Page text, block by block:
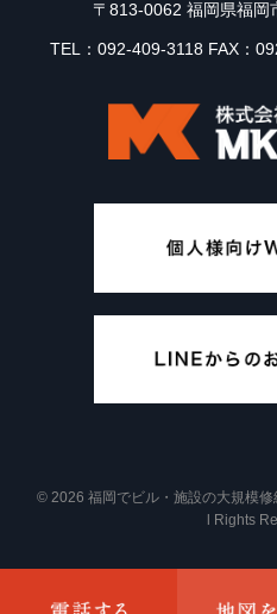
〒813-0062 福岡県福岡
TEL：092-409-3118 FAX：
© 2026 福岡でビル・施設の大規模
l Rights